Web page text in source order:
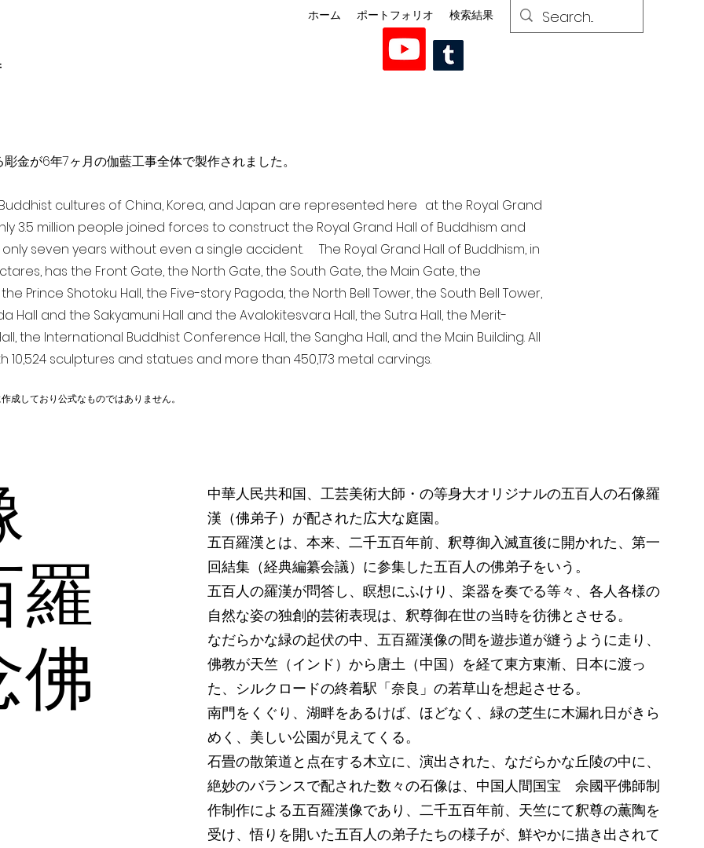
ホーム ポートフォリオ 検索結果
金が6年7ヶ月の伽藍工事全体で製作されました。
cultures of China, Korea, and Japan are represented here at the Royal Grand
3.5 million people joined forces to construct the Royal Grand Hall of Buddhism and
seven years without even a single accident. The Royal Grand Hall of Buddhism, in
has the Front Gate, the North Gate, the South Gate, the Main Gate, the
Prince Shotoku Hall, the Five-story Pagoda, the North Bell Tower, the South Bell Tower,
Hall and the Sakyamuni Hall and the Avalokitesvara Hall, the Sutra Hall, the Merit-
the International Buddhist Conference Hall, the Sangha Hall, and the Main Building. All
sculptures and statues and more than 450,173 metal carvings.
成しており公式なものではありません。
中華人民共和国、工芸美術大師・の等身大オリジナルの五百人の石像羅
漢（佛弟子）が配された広大な庭園。
五百羅漢とは、本来、二千五百年前、釈尊御入滅直後に開かれた、第一
回結集（経典編纂会議）に参集した五百人の佛弟子をいう。
五百人の羅漢が問答し、瞑想にふけり、楽器を奏でる等々、各人各様の
自然な姿の独創的芸術表現は、釈尊御在世の当時を彷彿とさせる。
なだらかな緑の起伏の中、五百羅漢像の間を遊歩道が縫うように走り、
佛教が天竺（インド）から唐土（中国）を経て東方東漸、日本に渡っ
た、シルクロードの終着駅「奈良」の若草山を想起させる。
南門をくぐり、湖畔をあるけば、ほどなく、緑の芝生に木漏れ日がきら
めく、美しい公園が見えてくる。
石畳の散策道と点在する木立に、演出された、なだらかな丘陵の中に、
絶妙のバランスで配された数々の石像は、中国人間国宝 佘國平佛師制
作制作による五百羅漢像であり、二千五百年前、天竺にて釈尊の薫陶を
受け、悟りを開いた五百人の弟子たちの様子が、鮮やかに描き出されて